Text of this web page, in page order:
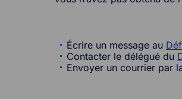
Écrire un message au
Contacter le délégué du
Envoyer un courrier par